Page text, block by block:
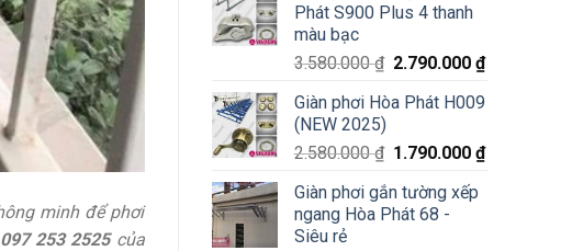
minh để phơi
253 2525của
Phát S900 Plus 4 thanh
màu bạc
3.580.000₫ 2.790.000₫
Giàn phơi Hòa Phát H009
(NEW 2025)
2.580.000₫ 1.790.000₫
Giàn phơi gắn tường xếp
ngang Hòa Phát 68 -
Siêu rẻ